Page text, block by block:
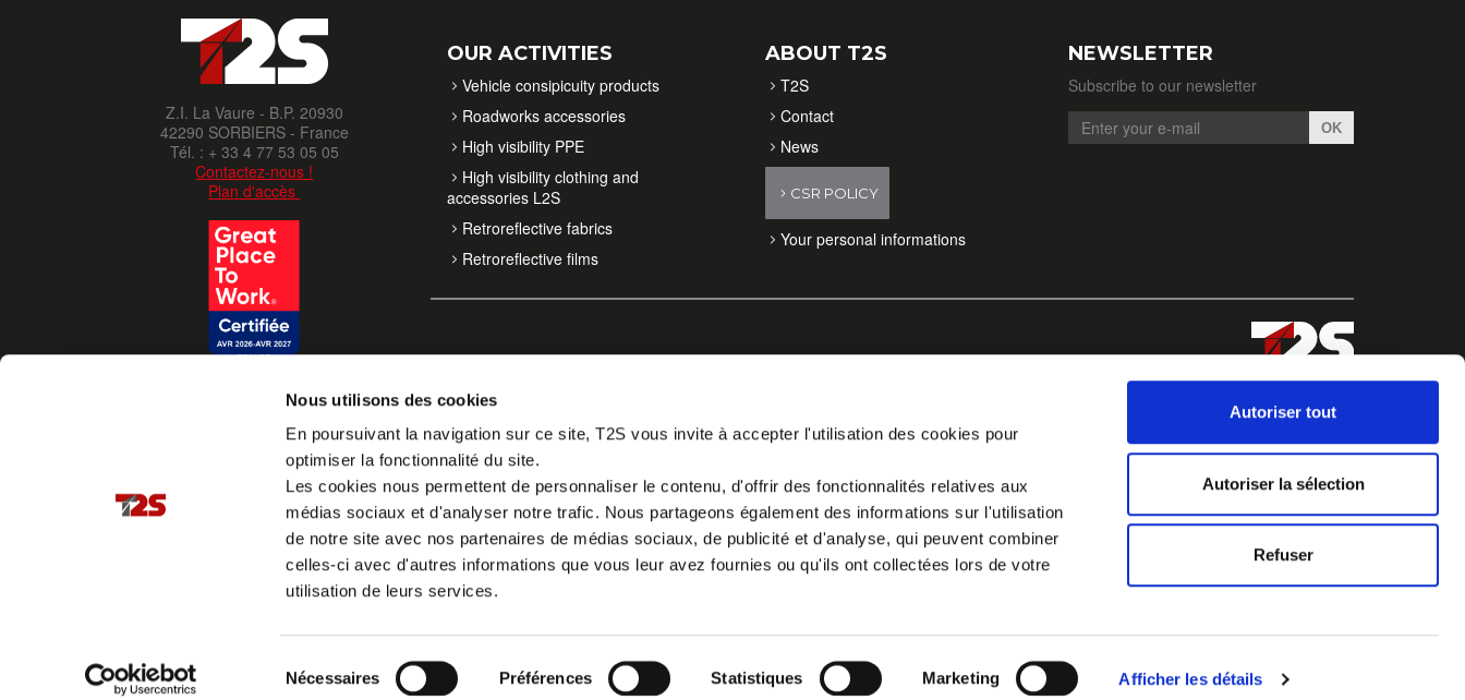
Nous utilisons des cookies
En poursuivant la navigation sur ce site, T2S vous invite à accepter l'utilisation des cookies pour
optimiser la fonctionnalité du site.
Les cookies nous permettent de personnaliser le contenu, d'offrir des fonctionnalités relatives aux
médias sociaux et d'analyser notre trafic. Nous partageons également des informations sur l'utilisation
de notre site avec nos partenaires de médias sociaux, de publicité et d'analyse, qui peuvent combiner
celles-ci avec d'autres informations que vous leur avez fournies ou qu'ils ont collectées lors de votre
utilisation de leurs services.
du
Nécessaires Préférences Statistiques Marketing Afficher les détails
Autoriser tout
Autoriser la sélection
Refuser
Z.I. La Vaure - B.P. 20930
42290 SORBIERS - France
Tél. : + 33 4 77 53 05 05
Contactez-nous !
Plan d'accès
OUR ACTIVITIES
Vehicle consipicuity products
Roadworks accessories
High visibility PPE
High visibility clothing and
accessories L2S
Retroreflective fabrics
Retroreflective films
ABOUT T2S
T2S
Contact
News
CSR POLICY
Your personal informations
NEWSLETTER
Subscribe to our newsletter
OK